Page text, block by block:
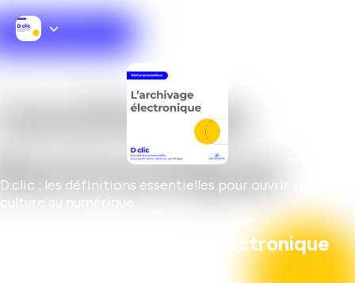
D.clic : les définitions essentielles pour ouvrir votre
culture au numérique
[D.clic] L'archivage électronique